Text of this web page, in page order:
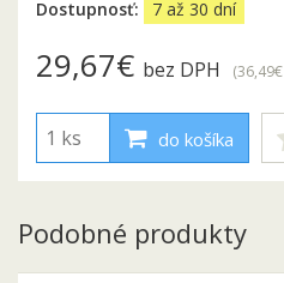
Dostupnosť:
7 až 30 dní
29,67€ bez DPH (36,49€
do košíka
Podobné produkty